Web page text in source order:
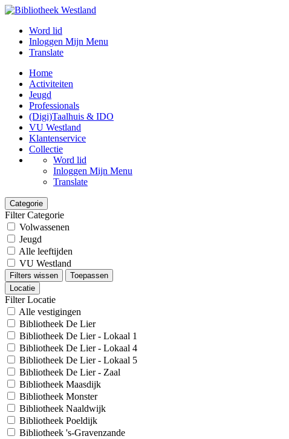
Word lid
Inloggen Mijn Menu
Translate
Home
Activiteiten
Jeugd
Professionals
(Digi)Taalhuis & IDO
VU Westland
Klantenservice
Collectie
Word lid
Inloggen Mijn Menu
Translate
Categorie
Filter Categorie
Volwassenen
Jeugd
Alle leeftijden
VU Westland
Filters wissen
Toepassen
Locatie
Filter Locatie
Alle vestigingen
Bibliotheek De Lier
Bibliotheek De Lier - Lokaal 1
Bibliotheek De Lier - Lokaal 4
Bibliotheek De Lier - Lokaal 5
Bibliotheek De Lier - Zaal
Bibliotheek Maasdijk
Bibliotheek Monster
Bibliotheek Naaldwijk
Bibliotheek Poeldijk
Bibliotheek 's-Gravenzande